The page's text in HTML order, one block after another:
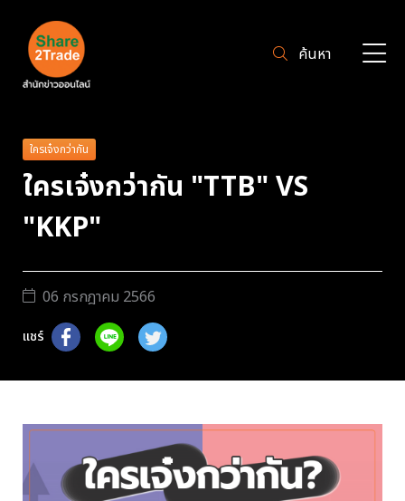
ค้นหา
ใครเจ๋งกว่ากัน
ใครเจ๋งกว่ากัน "TTB" VS
"KKP"
06 กรกฎาคม 2566
แชร์